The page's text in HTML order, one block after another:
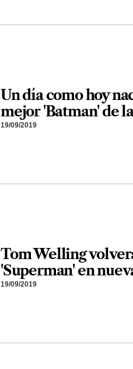
Un día como hoy
mejor 'Batman' de
19/09/2019
Tom Welling
'Superman' en
19/09/2019